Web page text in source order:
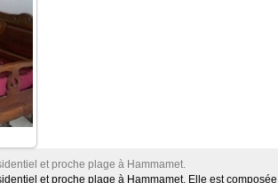
et proche plage à Hammamet.
et proche plage à Hammamet. Elle est composée